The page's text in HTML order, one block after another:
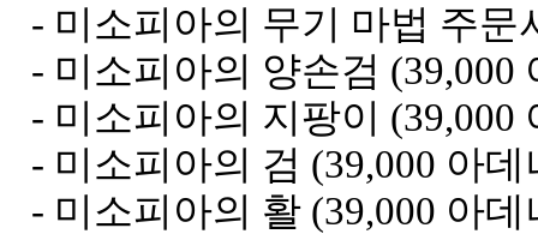
- 미소피아의 무기 마법 주문
- 미소피아의 양손검 (39,000
- 미소피아의 지팡이 (39,000
- 미소피아의 검 (39,000 아데
- 미소피아의 활 (39,000 아데